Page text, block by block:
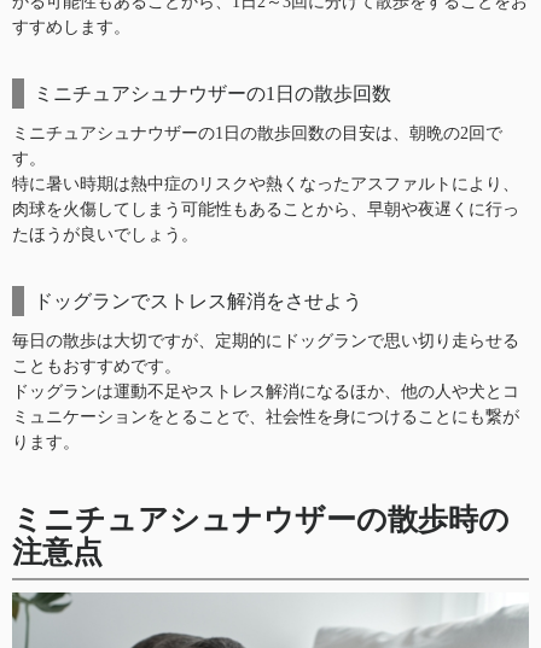
すすめします。
ミニチュアシュナウザーの1日の散歩回数
ミニチュアシュナウザーの1日の散歩回数の目安は、朝晩の2回で
す。
特に暑い時期は熱中症のリスクや熱くなったアスファルトにより、
肉球を火傷してしまう可能性もあることから、早朝や夜遅くに行っ
たほうが良いでしょう。
ドッグランでストレス解消をさせよう
毎日の散歩は大切ですが、定期的にドッグランで思い切り走らせる
こともおすすめです。
ドッグランは運動不足やストレス解消になるほか、他の人や犬とコ
ミュニケーションをとることで、社会性を身につけることにも繋が
ります。
ミニチュアシュナウザーの散歩時の
注意点